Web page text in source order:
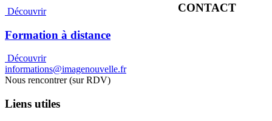
Découvrir
Formation à distance
Découvrir
CONTACT
informations@imagenouvelle.fr
Nous rencontrer (sur RDV)
Liens utiles